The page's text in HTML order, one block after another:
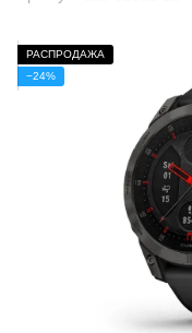
РАСПРОДАЖА
−24%